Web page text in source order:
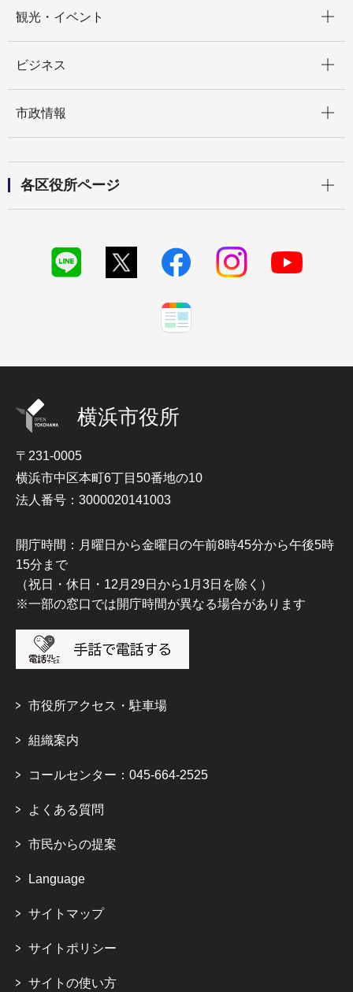
観光・イベント
ビジネス
市政情報
各区役所ページ
横浜市役所
〒231-0005
横浜市中区本町6丁目50番地の10
法人番号：3000020141003
開庁時間：月曜日から金曜日の午前8時45分から午後5時
15分まで
（祝日・休日・12月29日から1月3日を除く）
※一部の窓口では開庁時間が異なる場合があります
市役所アクセス・駐車場
組織案内
コールセンター：045-664-2525
よくある質問
市民からの提案
Language
サイトマップ
サイトポリシー
サイトの使い方